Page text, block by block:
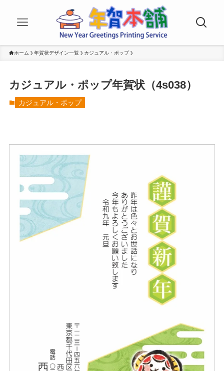
ホーム 年賀状デザイン一覧 カジュアル・ポップ
カジュアル・ポップ年賀状（4s038）
カジュアル・ポップ